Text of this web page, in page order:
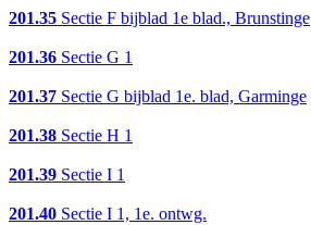
201.35 Sectie F bijblad 1e blad., Brunstinge
201.36 Sectie G 1
201.37 Sectie G bijblad 1e. blad, Garminge
201.38 Sectie H 1
201.39 Sectie I 1
201.40 Sectie I 1, 1e. ontwg.